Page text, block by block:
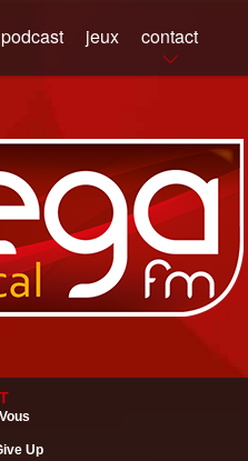
podcast jeux contact